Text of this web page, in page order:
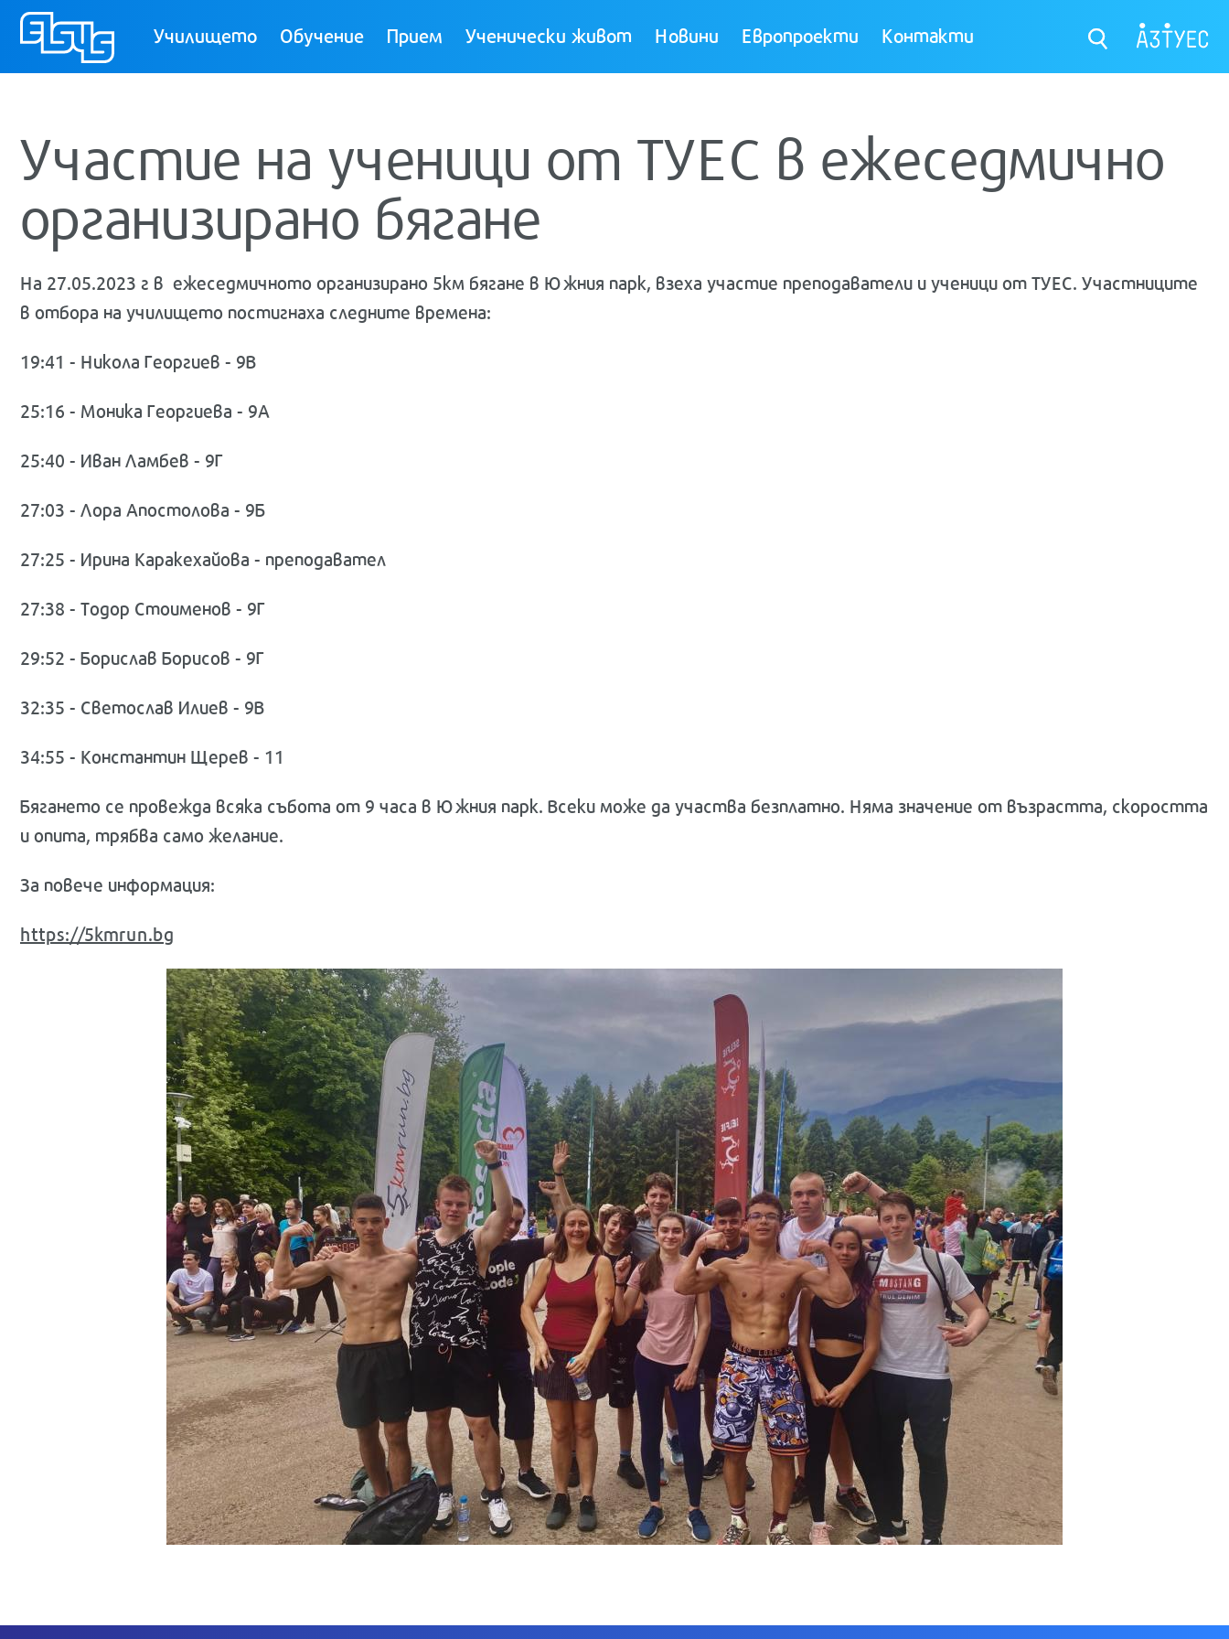
Училището Обучение Прием Ученически живот Новини Европроекти Контакти
Участие на ученици от ТУЕС в ежеседмично
организирано бягане
На 27.05.2023 г в ежеседмичното организирано 5км бягане в Южния парк, взеха участие преподаватели и ученици от ТУЕС. Участниците
в отбора на училището постигнаха следните времена:
19:41 - Никола Георгиев - 9В
25:16 - Моника Георгиева - 9А
25:40 - Иван Ламбев - 9Г
27:03 - Лора Апостолова - 9Б
27:25 - Ирина Каракехайова - преподавател
27:38 - Тодор Стоименов - 9Г
29:52 - Борислав Борисов - 9Г
32:35 - Светослав Илиев - 9В
34:55 - Константин Щерев - 11
Бягането се провежда всяка събота от 9 часа в Южния парк. Всеки може да участва безплатно. Няма значение от възрастта, скоростта
и опита, трябва само желание.
За повече информация:
https://5kmrun.bg